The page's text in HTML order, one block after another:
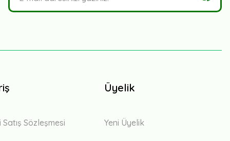
Sözleşmesi
Üyelik
Yeni Üyelik